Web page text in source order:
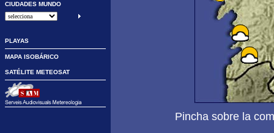
CIUDADES MUNDO
PLAYAS
MAPA ISOBÁRICO
SATÉLITE METEOSAT
El
Pincha sobre la